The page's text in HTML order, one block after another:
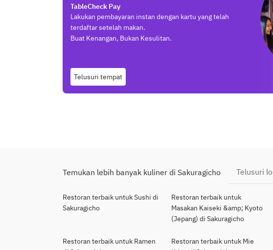
TableCheck Pay
Lakukan pembayaran instan dengan kartu yang telah
terdaftar setelah makan.
Buat Kenangan, Bukan Kesulitan.
Telusuri tempat
Temukan lebih banyak kuliner di Sakuragicho Telusuri
Restoran terbaik untuk Sushi di
Sakuragicho
Restoran terbaik untuk
Masakan Kaiseki &amp; Kyoto
(Jepang) di Sakuragicho
Restoran terbaik untuk Ramen
Restoran terbaik untuk Mie